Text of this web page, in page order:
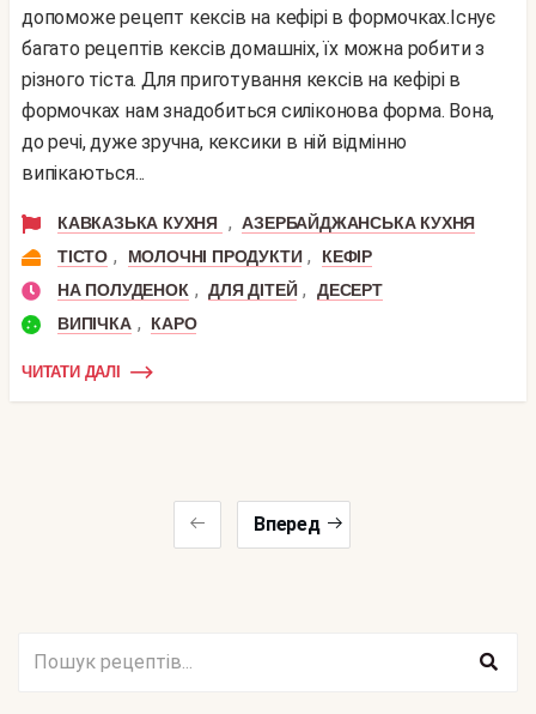
допоможе рецепт кексів на кефірі в формочках.Існує
багато рецептів кексів домашніх, їх можна робити з
різного тіста. Для приготування кексів на кефірі в
формочках нам знадобиться силіконова форма. Вона,
до речі, дуже зручна, кексики в ній відмінно
випікаються...
КАВКАЗЬКА КУХНЯ , АЗЕРБАЙДЖАНСЬКА КУХНЯ
ТІСТО , МОЛОЧНІ ПРОДУКТИ ,
КЕФІР
НА ПОЛУДЕНОК , ДЛЯ ДІТЕЙ ,
ДЕСЕРТ
ВИПІЧКА , КАРО
ЧИТАТИ ДАЛІ
Вперед